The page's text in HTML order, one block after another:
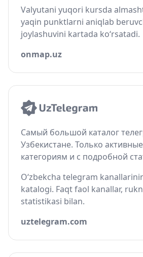
Valyutani yuqori kursda
yaqin punktlarni aniqlab
joylashuvini kartada ko‘rsatadi.
onmap.uz
Самый большой каталог
Узбекистане. Только
категориям и с подробной
O‘zbekcha telegram
katalogi. Faqt faol kanallar,
statistikasi bilan.
uztelegram.com